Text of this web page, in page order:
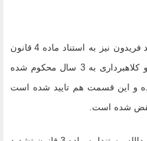
متهم ردیف 21: خانم عاطفه حسی فرزند فریدون نیز به استناد ماده 4 قانون
تشدید مجازات مرتکبین ارتشا، اختلاس و کلاهبرداری به 3 سال محکوم شده
و این قسمت هم تایید شده است
نقض شده است.